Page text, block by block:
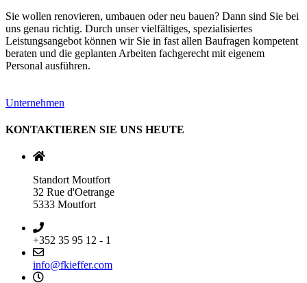
Sie wollen renovieren, umbauen oder neu bauen? Dann sind Sie bei
uns genau richtig. Durch unser vielfältiges, spezialisiertes
Leistungsangebot können wir Sie in fast allen Baufragen kompetent
beraten und die geplanten Arbeiten fachgerecht mit eigenem
Personal ausführen.
Unternehmen
KONTAKTIEREN SIE UNS HEUTE
Standort Moutfort
32 Rue d'Oetrange
5333 Moutfort
+352 35 95 12 - 1
info@fkieffer.com